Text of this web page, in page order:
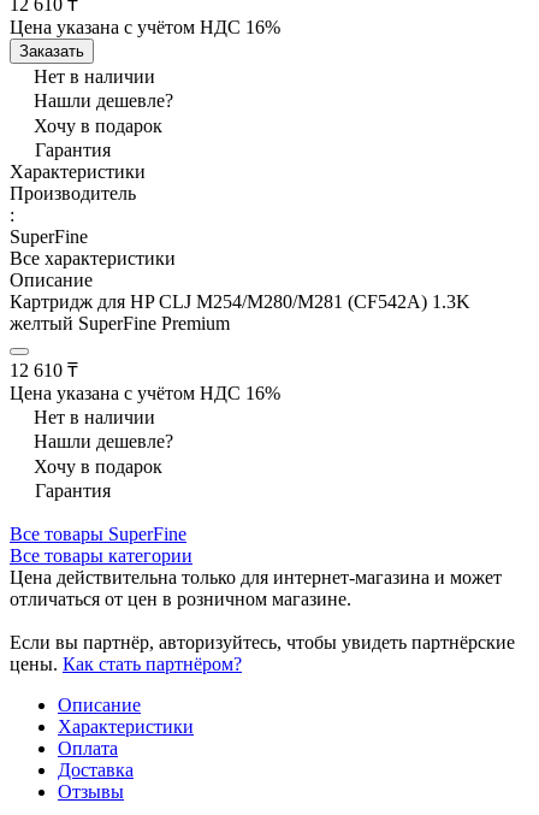
Цена указана с учётом НДС 16%
Заказать
Нет в наличии
Нашли дешевле?
Хочу в подарок
Гарантия
Характеристики
Производитель
:
SuperFine
Все характеристики
Описание
Картридж для HP CLJ М254/М280/М281 (CF542A) 1.3K
желтый SuperFine Premium
12 610 ₸
Цена указана с учётом НДС 16%
Нет в наличии
Нашли дешевле?
Хочу в подарок
Гарантия
Все товары SuperFine
Все товары категории
Цена действительна только для интернет-магазина и может
отличаться от цен в розничном магазине.
Если вы партнёр, авторизуйтесь, чтобы увидеть партнёрские
цены. Как стать партнёром?
Описание
Характеристики
Оплата
Доставка
Отзывы